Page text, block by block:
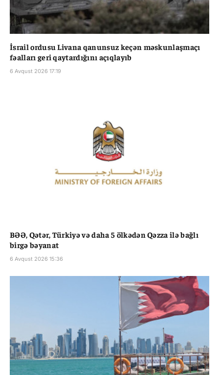
İsrail ordusu Livana qanunsuz keçən məskunlaşmaçı
fəalları geri qaytardığını açıqlayıb
6 Avqust 2026 17:19
BƏƏ, Qətər, Türkiyə və daha 5 ölkədən Qəzza ilə bağlı
birgə bəyanat
6 Avqust 2026 15:36